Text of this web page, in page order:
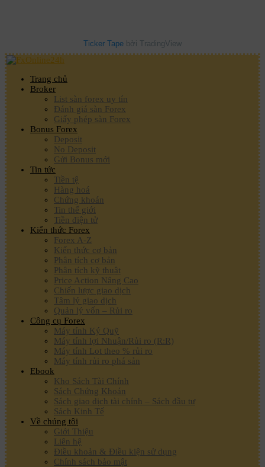
Ticker Tape bởi TradingView
Trang chủ
Broker
List sàn forex uy tín
Đánh giá sàn Forex
Giấy phép sàn Forex
Bonus Forex
Deposit
No Deposit
Gửi Bonus mới
Tin tức
Tiền tệ
Hàng hoá
Chứng khoán
Tin thế giới
Tiền điện tử
Kiến thức Forex
Forex A-Z
Kiến thức cơ bản
Phân tích cơ bản
Phân tích kỹ thuật
Price Action Nâng Cao
Chiến lược giao dịch
Tâm lý giao dịch
Quản lý vốn – Rủi ro
Công cụ Forex
Máy tính Ký Quỹ
Máy tính lợi Nhuận/Rủi ro (R:R)
Máy tính Lot theo % rủi ro
Máy tính rủi ro phá sản
Ebook
Kho Sách Tài Chính
Sách Chứng Khoán
Sách giao dịch tài chính – Sách đầu tư
Sách Kinh Tế
Về chúng tôi
Giới Thiệu
Liên hệ
Điều khoản & Điều kiện sử dụng
Chính sách bảo mật